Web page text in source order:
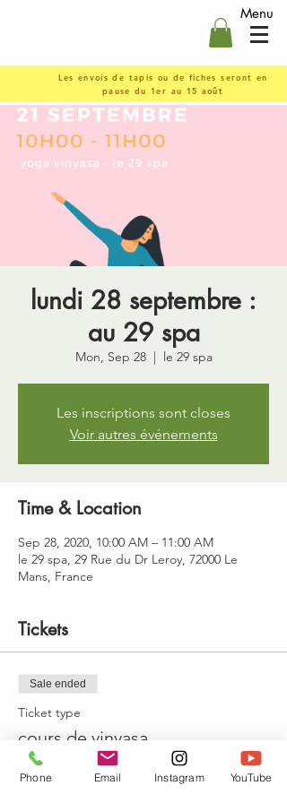
Menu
Les envois de tapis ou de fiches seront en
pause du 1er au 15 août
lundi 28 septembre :
au 29 spa
Mon, Sep 28
  |
le 29 spa
Les inscriptions sont closes
Voir autres événements
Time & Location
Sep 28, 2020, 10:00 AM – 11:00 AM
le 29 spa, 29 Rue du Dr Leroy, 72000 Le
Mans, France
Tickets
Sale ended
Ticket type
cours de vinyasa
More info
Phone Email Instagram YouTube